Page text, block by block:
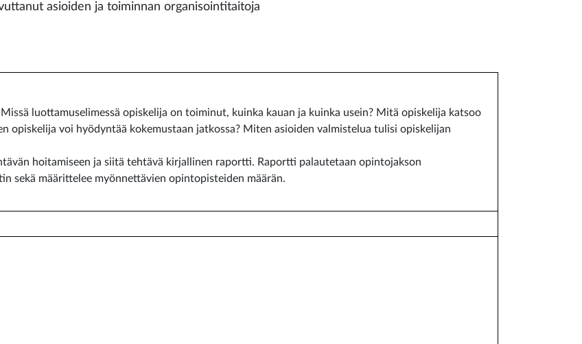
asioiden ja toiminnan organisointitaitoja
luottamuselimessä opiskelija on toiminut, kuinka kauan ja kuinka usein? Mitä opiskelija katsoo
opiskelija voi hyödyntää kokemustaan jatkossa? Miten asioiden valmistelua tulisi opiskelijan
hoitamiseen ja siitä tehtävä kirjallinen raportti. Raportti palautetaan opintojakson
sekä määrittelee myönnettävien opintopisteiden määrän.